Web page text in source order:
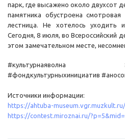
парк, где высажено около двухсот
памятника обустроена
лестница. Не хотелось уходить
Сегодня, 8 июля, во Всероссийский
этом замечательном месте,
#культурнаяволна
#фондкультурныхинициатив
Источники информации:
https://ahtuba-
https://contest.miroznai.ru/